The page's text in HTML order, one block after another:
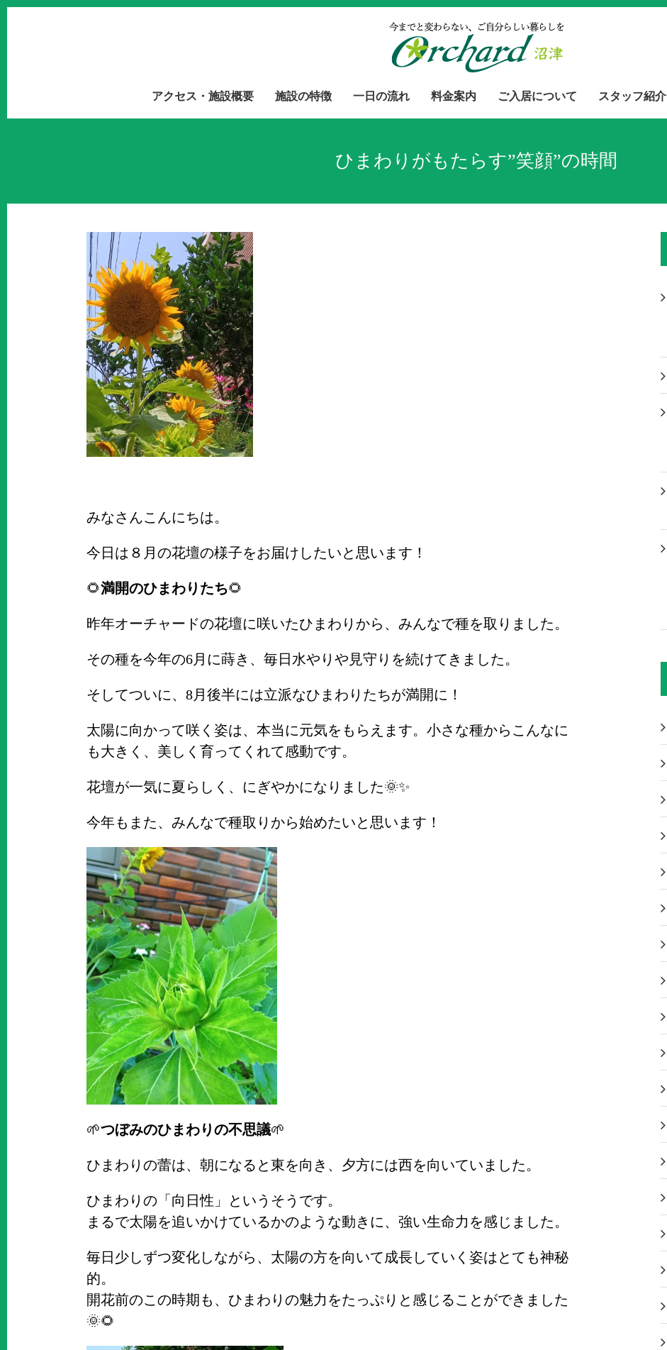
アクセス・施設概要 施設の特徴 一日の流れ 料金案内 ご入居について スタッフ紹介
ひまわりがもたらす”笑顔”の時間
みなさんこんにちは。
今日は８月の花壇の様子をお届けしたいと思います！
🌻満開のひまわりたち🌻
昨年オーチャードの花壇に咲いたひまわりから、みんなで種を取りました。
その種を今年の6月に蒔き、毎日水やりや見守りを続けてきました。
そしてついに、8月後半には立派なひまわりたちが満開に！
太陽に向かって咲く姿は、本当に元気をもらえます。小さな種からこんなに
も大きく、美しく育ってくれて感動です。
花壇が一気に夏らしく、にぎやかになりました🌞✨
今年もまた、みんなで種取りから始めたいと思います！
🌱つぼみのひまわりの不思議🌱
ひまわりの蕾は、朝になると東を向き、夕方には西を向いていました。
ひまわりの「向日性」というそうです。
まるで太陽を追いかけているかのような動きに、強い生命力を感じました。
毎日少しずつ変化しながら、太陽の方を向いて成長していく姿はとても神秘
的。
開花前のこの時期も、ひまわりの魅力をたっぷりと感じることができました
🌞🌻